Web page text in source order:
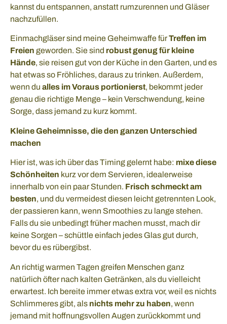
kannst du entspannen, anstatt rumzurennen und Gläser
nachzufüllen.
Einmachgläser sind meine Geheimwaffe fürTreffen im
Freien geworden. Sie sind robust genug für kleine
Hände, sie reisen gut von der Küche in den Garten, und es
hat etwas so Fröhliches, daraus zu trinken. Außerdem,
wenn du alles im Voraus portionierst, bekommt jeder
genau die richtige Menge – kein Verschwendung, keine
Sorge, dass jemand zu kurz kommt.
Kleine Geheimnisse, die den ganzen Unterschied
machen
Hier ist, was ich über das Timing gelernt habe: mixe diese
Schönheiten kurz vor dem Servieren, idealerweise
innerhalb von ein paar Stunden. Frisch schmeckt am
besten, und du vermeidest diesen leicht getrennten Look,
der passieren kann, wenn Smoothies zu lange stehen.
Falls du sie unbedingt früher machen musst, mach dir
keine Sorgen – schüttle einfach jedes Glas gut durch,
bevor du es rübergibst.
An richtig warmen Tagen greifen Menschen ganz
natürlich öfter nach kalten Getränken, als du vielleicht
erwartest. Ich bereite immer etwas extra vor, weil es nichts
Schlimmeres gibt, als nichts mehr zu haben, wenn
jemand mit hoffnungsvollen Augen zurückkommt und